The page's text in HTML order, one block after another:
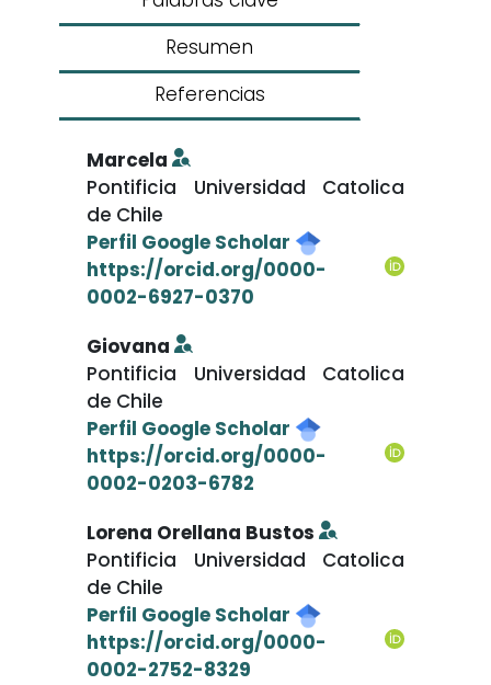
Resumen
Referencias
Marcela
Pontificia Universidad Catolica
de Chile
Perfil Google Scholar
https://orcid.org/0000-
0002-6927-0370
Giovana
Pontificia Universidad Catolica
de Chile
Perfil Google Scholar
https://orcid.org/0000-
0002-0203-6782
Lorena Orellana Bustos
Pontificia Universidad Catolica
de Chile
Perfil Google Scholar
https://orcid.org/0000-
0002-2752-8329